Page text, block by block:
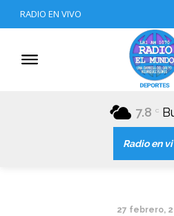
RADIO EN VIVO
7.8 C
Radio en
27 febrero,